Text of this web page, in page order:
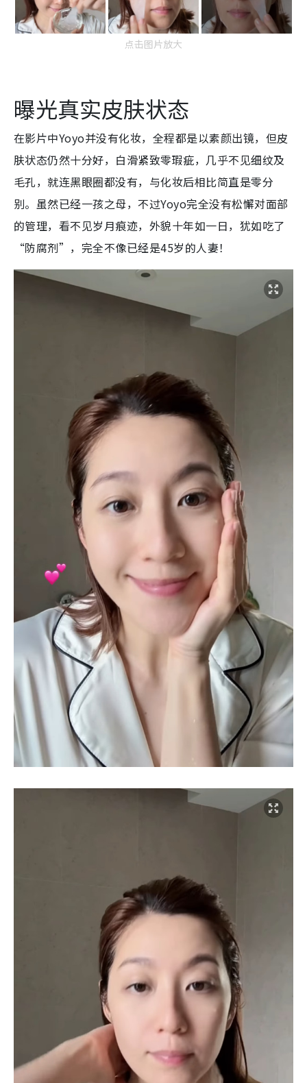
点击图片放大
曝光真实皮肤状态
在影片中Yoyo并没有化妆，全程都是以素颜出镜，但皮
肤状态仍然十分好，白滑紧致零瑕疵，几乎不见细纹及
毛孔，就连黑眼圈都没有，与化妆后相比简直是零分
别。虽然已经一孩之母，不过Yoyo完全没有松懈对面部
的管理，看不见岁月痕迹，外貌十年如一日，犹如吃了
“防腐剂”，完全不像已经是45岁的人妻！